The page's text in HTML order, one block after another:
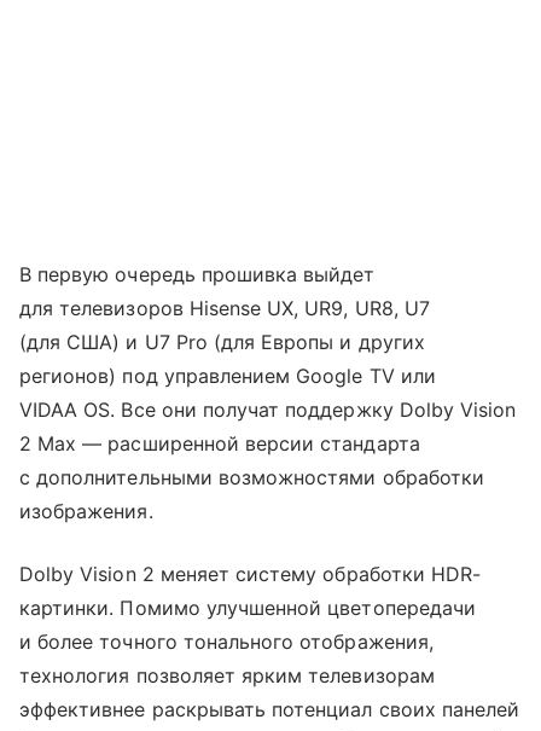
В первую очередь прошивка выйдет
для телевизоров Hisense UX, UR9, UR8, U7
(для США) и U7 Pro (для Европы и других
регионов) под управлением Google TV или
VIDAA OS. Все они получат поддержку Dolby Vision
2 Max — расширенной версии стандарта
с дополнительными возможностями обработки
изображения.
Dolby Vision 2 меняет систему обработки HDR-
картинки. Помимо улучшенной цветопередачи
и более точного тонального отображения,
технология позволяет ярким телевизорам
эффективнее раскрывать потенциал своих панелей